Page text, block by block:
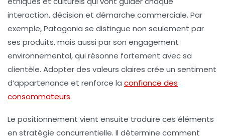
interaction, décision et démarche commerciale. Par
exemple, Patagonia se distingue non seulement par
ses produits, mais aussi par son engagement
environnemental, qui résonne fortement avec sa
clientèle. Adopter des valeurs claires crée un sentiment
d’appartenance et renforce la confiance des
consommateurs.
Le positionnement vient ensuite traduire ces éléments
en stratégie concurrentielle. Il détermine comment